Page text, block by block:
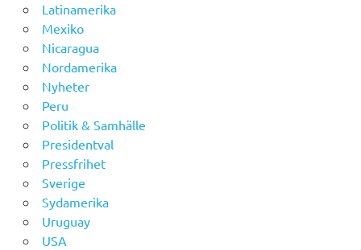
Latinamerika
Mexiko
Nicaragua
Nordamerika
Nyheter
Peru
Politik & Samhälle
Presidentval
Pressfrihet
Sverige
Sydamerika
Uruguay
USA